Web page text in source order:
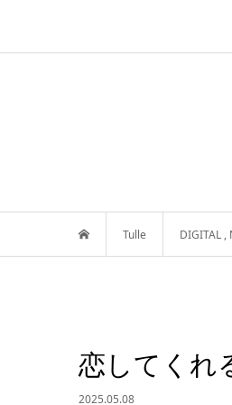
Tulle DIGITAL ,
恋してくれ
2025.05.08